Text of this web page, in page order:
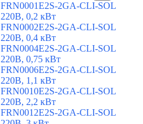
FRN0001E2S-2GA-CLI-SOL
220В, 0,2 кВт
FRN0002E2S-2GA-CLI-SOL
220В, 0,4 кВт
FRN0004E2S-2GA-CLI-SOL
220В, 0,75 кВт
FRN0006E2S-2GA-CLI-SOL
220В, 1,1 кВт
FRN0010E2S-2GA-CLI-SOL
220В, 2,2 кВт
FRN0012E2S-2GA-CLI-SOL